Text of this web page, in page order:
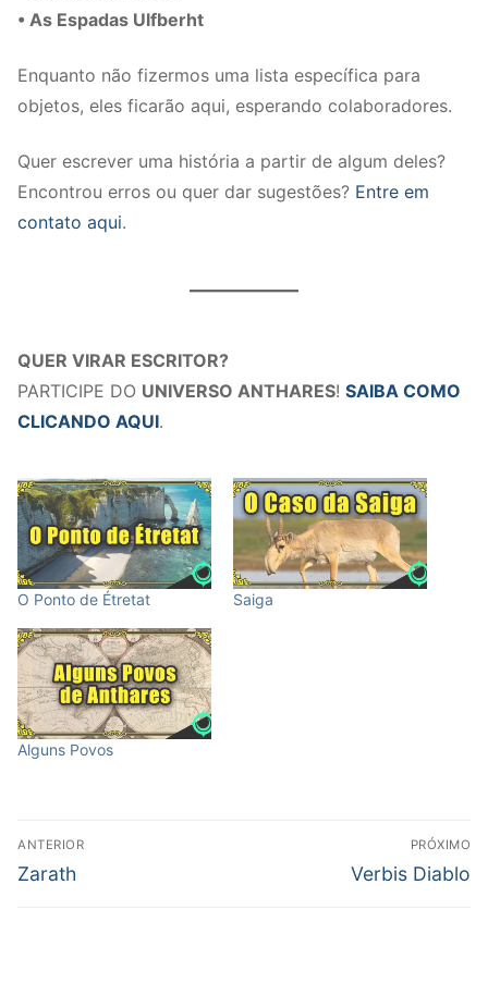
• As Espadas Ulfberht
Enquanto não fizermos uma lista específica para
objetos, eles ficarão aqui, esperando colaboradores.
Quer escrever uma história a partir de algum deles?
Encontrou erros ou quer dar sugestões? Entre em
contato aqui.
QUER VIRAR ESCRITOR?
PARTICIPE DO UNIVERSO ANTHARES! SAIBA COMO
CLICANDO AQUI.
O Ponto de Étretat Saiga
Alguns Povos
Navegação
de
ANTERIOR
Post
Zarath
PRÓXIMO
Próximo
Verbis Diablo